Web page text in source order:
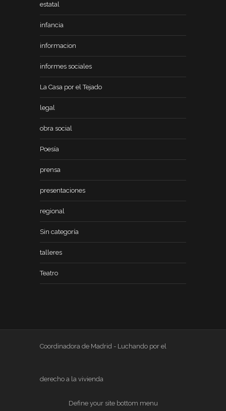
estatal
infancia
informacion
informes sociales
La Casa por el Tejado
legal
obra social
Poesía
prensa
presentaciones
regional
Sin categoría
talleres
Teatro
Coordinadora de Madrid - Luchando por el
derecho a la vivienda
Define your site bottom menu